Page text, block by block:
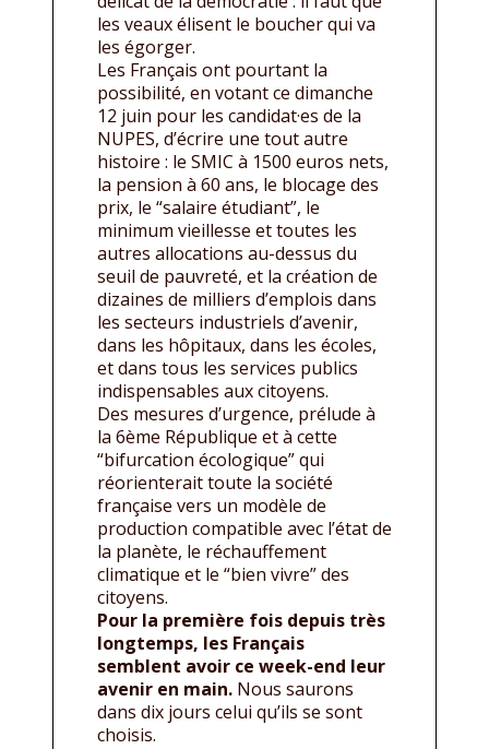
les veaux élisent le boucher qui va
les égorger.
Les Français ont pourtant la
possibilité, en votant ce dimanche
12 juin pour les candidat·es de la
NUPES, d’écrire une tout autre
histoire : le SMIC à 1500 euros nets,
la pension à 60 ans, le blocage des
prix, le “salaire étudiant”, le
minimum vieillesse et toutes les
autres allocations au-dessus du
seuil de pauvreté, et la création de
dizaines de milliers d’emplois dans
les secteurs industriels d’avenir,
dans les hôpitaux, dans les écoles,
et dans tous les services publics
indispensables aux citoyens.
Des mesures d’urgence, prélude à
la 6ème République et à cette
“bifurcation écologique” qui
réorienterait toute la société
française vers un modèle de
production compatible avec l’état de
la planète, le réchauffement
climatique et le “bien vivre” des
citoyens.
Pour la première fois depuis très
longtemps, les Français
semblent avoir ce week-end leur
avenir en main. Nous saurons
dans dix jours celui qu’ils se sont
choisis.